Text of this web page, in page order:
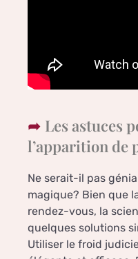
Les astuces
l’apparition de
Ne serait-il pas
magique? Bien que
rendez-vous, la
quelques solutions
Utiliser le froid